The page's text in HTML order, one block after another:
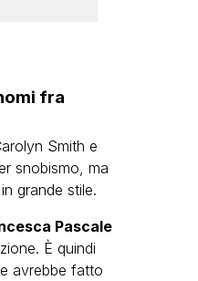
fra
Smith e
snobismo, ma
grande stile.
Pascale
È quindi
avrebbe fatto